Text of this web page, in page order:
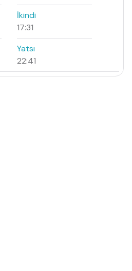
İkindi
17:31
Yatsı
22:41